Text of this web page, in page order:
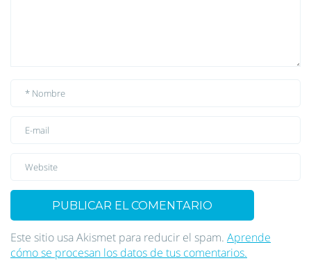
Este sitio usa Akismet para reducir el spam. Aprende
cómo se procesan los datos de tus comentarios.